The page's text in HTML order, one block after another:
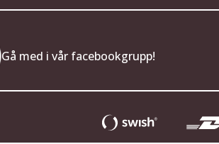
Gå med i vår facebookgrupp!